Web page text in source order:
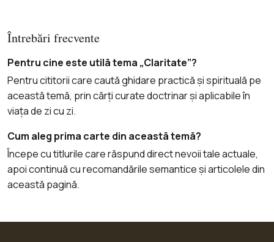
Întrebări frecvente
Pentru cine este utilă tema „Claritate”?
Pentru cititorii care caută ghidare practică și spirituală pe
această temă, prin cărți curate doctrinar și aplicabile în
viața de zi cu zi.
Cum aleg prima carte din această temă?
Începe cu titlurile care răspund direct nevoii tale actuale,
apoi continuă cu recomandările semantice și articolele din
această pagină.